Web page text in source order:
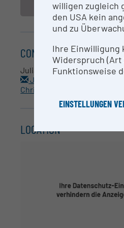
CONTACT
Julia Thalhammer /
Julia.Thalhammer@fh-
Christoph.Burgstaller@fh-
LOCATION
willigen zugleich
den USA kein
und zu
Ihre Einwilligung
Widerspruch (Art
Funktionsweise
EINSTELLUNGEN